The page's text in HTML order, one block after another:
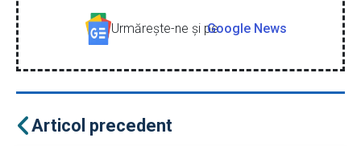
Urmăreşte-ne şi peGoogle News
Articol precedent